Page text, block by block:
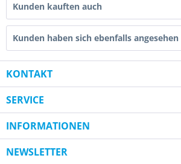
Kunden kauften auch
Kunden haben sich ebenfalls angesehen
KONTAKT
SERVICE
INFORMATIONEN
NEWSLETTER